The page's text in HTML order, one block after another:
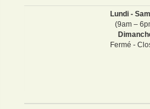
Lundi -
(9am –
Fermé -